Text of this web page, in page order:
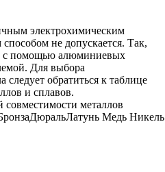
электрохимическим
не допускается. Так,
с помощью алюминиевых
Для выбора
следует обратиться к таблице
и сплавов.
совместимости металлов
ДюральЛатунь Медь Никель